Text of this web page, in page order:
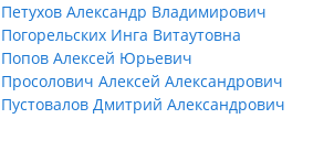
Петухов Александр Владимирович
Погорельских Инга Витаутовна
Попов Алексей Юрьевич
Просолович Алексей Александрович
Пустовалов Дмитрий Александрович